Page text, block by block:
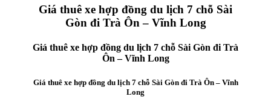
Giá thuê xe hợp đồng du lịch 7 chỗ Sài
Gòn đi Trà Ôn – Vĩnh Long
Giá thuê xe hợp đồng du lịch 7 chỗ Sài Gòn đi Trà
Ôn – Vĩnh Long
Giá thuê xe hợp đồng du lịch 7 chỗ Sài Gòn đi Trà Ôn – Vĩnh
Long